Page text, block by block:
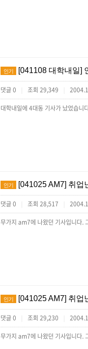
인기 [041108 대학내일]
댓글 0 | 조회 29,349 |
대학내일에 4대동 기사가 났었습니
인기 [041025 AM7] 취업
댓글 0 | 조회 28,517 |
무가지 am7에 나왔던 기사입니다.
인기 [041025 AM7] 취업
댓글 0 | 조회 29,230 |
무가지 am7에 나왔던 기사입니다.